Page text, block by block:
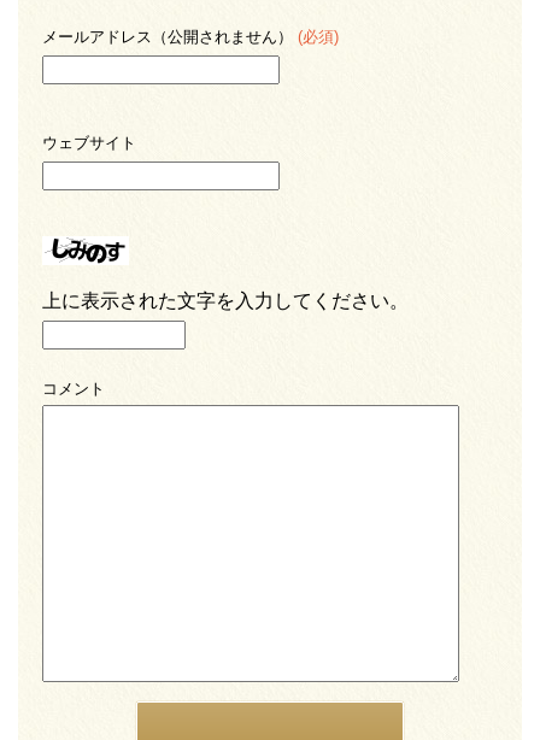
メールアドレス（公開されません） (必須)
ウェブサイト
上に表示された文字を入力してください。
コメント